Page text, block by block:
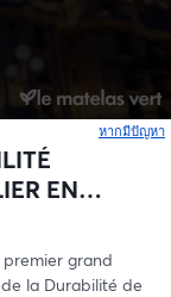
หากมีปัญหา
EN
grand
la Durabilité de